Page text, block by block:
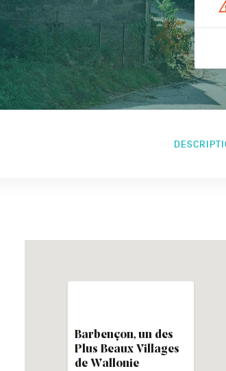
Barbençon, un des
Plus Beaux Villages
de Wallonie